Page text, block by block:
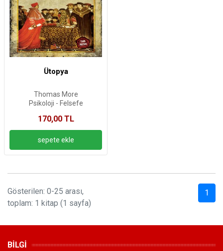
Ütopya
Thomas More
Psikoloji - Felsefe
170,00 TL
Gösterilen: 0-25 arası,
toplam: 1 kitap (1 sayfa)
1
BİLGİ